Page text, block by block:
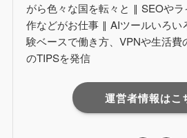
がら色々な国を転々と ‖ SEOや
作などがお仕事 ‖ AIツールいろい
験ベースで働き方、VPNや生活費
のTIPSを発信
運営者情報はこ